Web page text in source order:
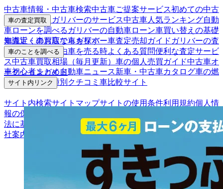
中古車情報・中古車検索中古車ご提案サービス初めての中古
車購入ガイド
ガリバーのサービス中古車人気ランキング自動
車ローンを調べる ガリバーの自動車ローン車買い替えの基礎
知識近くのお店で車を探す
車の査定買取
車査定・車買取ならガリバー車査定売却ガイド ガリバーの査
定が選ばれる理由車を売る時よくある質問便利な査定サービ
ス中古車買取相場（毎月更新） 車の個人売買ガイド中古車オ
ークションガイド
車のことを調べる
車初心者まとめ自動車ニュース新車・中古車カタログ車の燃
費を調べる車種別クチコミ 車比較サイト
サイト内リンク
サイト内検索サイトマップサイトの使用条件利用規約個人情
報の保護について
法に基づく表示
アフィリエイトパートナー募集お客様の声会
社案内